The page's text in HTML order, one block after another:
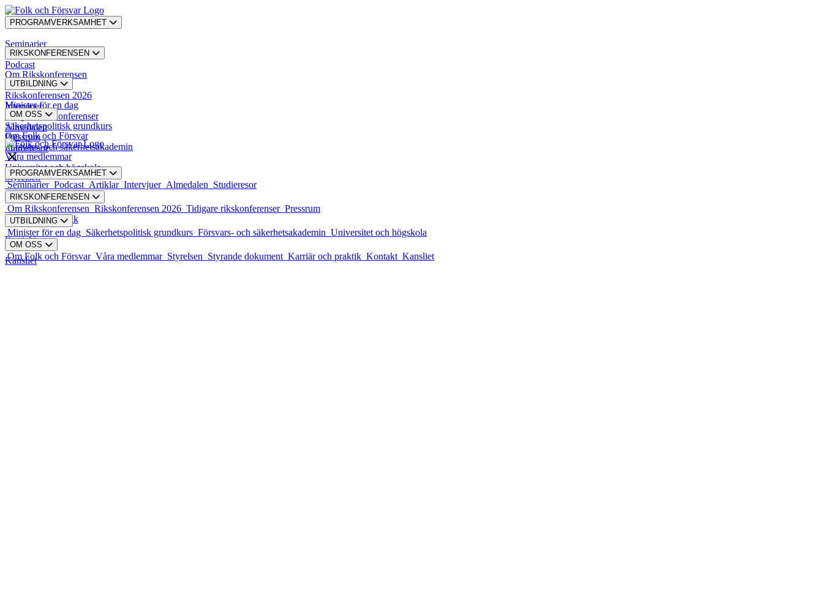
PROGRAMVERKSAMHET
Seminarier
Podcast
Artiklar
Intervjuer
Almedalen
Studieresor
RIKSKONFERENSEN
Om Rikskonferensen
Rikskonferensen 2026
Tidigare rikskonferenser
Pressrum
UTBILDNING
Minister för en dag
Säkerhetspolitisk grundkurs
Försvars- och säkerhetsakademin
Universitet och högskola
OM OSS
Om Folk och Försvar
Våra medlemmar
Styrelsen
Styrande dokument
Karriär och praktik
Kontakt
Kansliet
PROGRAMVERKSAMHET
Seminarier Podcast Artiklar Intervjuer Almedalen Studieresor
RIKSKONFERENSEN
Om Rikskonferensen Rikskonferensen 2026 Tidigare rikskonferenser Pressrum
UTBILDNING
Minister för en dag Säkerhetspolitisk grundkurs Försvars- och säkerhetsakademin Universitet och högskola
OM OSS
Om Folk och Försvar Våra medlemmar Styrelsen Styrande dokument Karriär och praktik Kontakt Kansliet